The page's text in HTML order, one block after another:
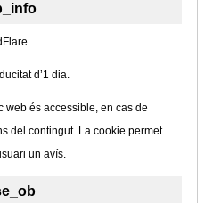
d’1 dia.
web és accessible, en cas de
del contingut. La cookie permet
un avís.